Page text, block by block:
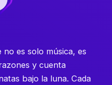
es solo música, es
y cuenta
bajo la luna. Cada